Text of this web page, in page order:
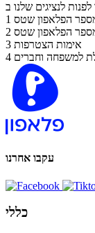
1 הפלאפון שטס
2 הפלאפון שטס
3 אימות הצטרפות
4 למשפחה וחברים
עקבו אחרנו
כללי